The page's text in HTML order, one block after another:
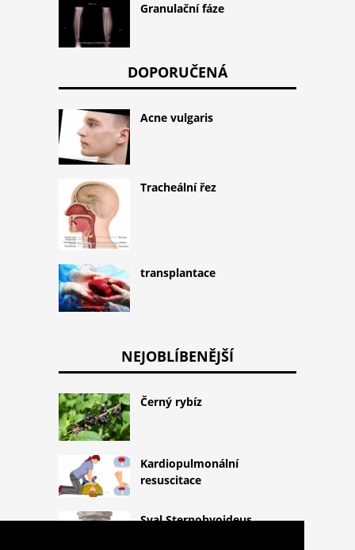
Granulační fáze
DOPORUČENÁ
Acne vulgaris
Tracheální řez
transplantace
NEJOBLÍBENĚJŠÍ
Černý rybíz
Kardiopulmonální
resuscitace
Sval Sternohyoideus